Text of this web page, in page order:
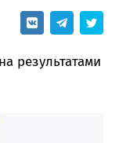
результатами